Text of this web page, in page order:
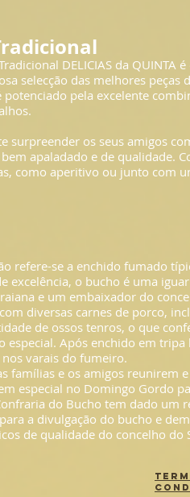
DELICIAS da QUINTA
selecção das melhores peças
potenciado pela excelente
surpreender os seus amigos
apaladado e de qualidade.
como aperitivo ou junto com
refere-se a enchido fumado
excelência, o bucho é uma
e um embaixador do
diversas carnes de porco,
de ossos tenros, o que
especial. Após enchido em tripa
varais do fumeiro.
famílias e os amigos reunirem
especial no Domingo Gordo
do Bucho tem dado um
a divulgação do bucho e
de qualidade do concelho do